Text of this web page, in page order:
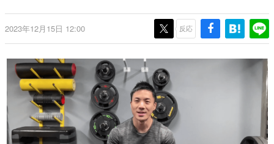
これからのデジタルゲーム市場を担う若きクリエイター達
の姿を追い、彼らのルーツと情熱を探っていきます。
ゲームに多大な影響を受けた作家さんに取材し、ゲームが
日本のコンテンツ産業やカルチャーに与えた影響を探る企
画です。
日本モバイルゲーム産業史
日本のモバイルゲーム史における主要なトピック・タイト
ルを網羅するほか、開発者へのインタビューや識者による
解説を掲載。約20年の歴史が一望できる決定版！
2023年12月15日 12:00 反応